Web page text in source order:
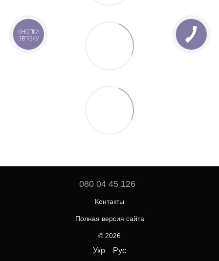
080 04 45 126
Контакты
Полная версия сайта
© 2026
Укр Рус
КНОПКА
ЗВ'ЯЗКУ